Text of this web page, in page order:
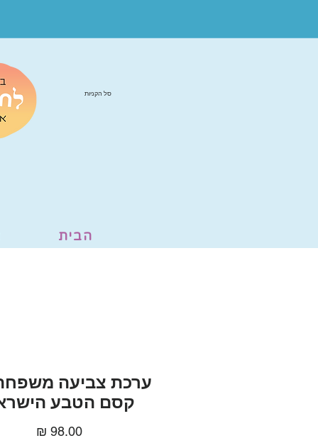
סל הקניות
הבית
ערכת צביעה
קסם הטבע